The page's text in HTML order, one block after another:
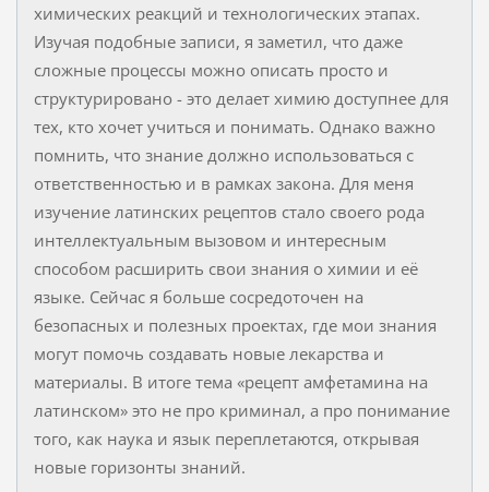
химических реакций и технологических этапах.
Изучая подобные записи, я заметил, что даже
сложные процессы можно описать просто и
структурировано - это делает химию доступнее для
тех, кто хочет учиться и понимать. Однако важно
помнить, что знание должно использоваться с
ответственностью и в рамках закона. Для меня
изучение латинских рецептов стало своего рода
интеллектуальным вызовом и интересным
способом расширить свои знания о химии и её
языке. Сейчас я больше сосредоточен на
безопасных и полезных проектах, где мои знания
могут помочь создавать новые лекарства и
материалы. В итоге тема «рецепт амфетамина на
латинском» это не про криминал, а про понимание
того, как наука и язык переплетаются, открывая
новые горизонты знаний.